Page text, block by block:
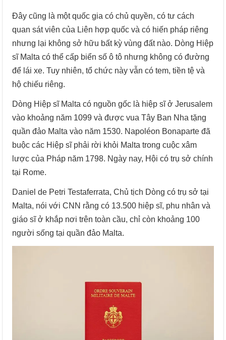
Đây cũng là một quốc gia có chủ quyền, có tư cách
quan sát viên của Liên hợp quốc và có hiến pháp riêng
nhưng lại không sở hữu bất kỳ vùng đất nào. Dòng Hiệp
sĩ Malta có thể cấp biển số ô tô nhưng không có đường
để lái xe. Tuy nhiên, tổ chức này vẫn có tem, tiền tệ và
hộ chiếu riêng.
Dòng Hiệp sĩ Malta có nguồn gốc là hiệp sĩ ở Jerusalem
vào khoảng năm 1099 và được vua Tây Ban Nha tặng
quần đảo Malta vào năm 1530. Napoléon Bonaparte đã
buộc các Hiệp sĩ phải rời khỏi Malta trong cuộc xâm
lược của Pháp năm 1798. Ngày nay, Hội có trụ sở chính
tại Rome.
Daniel de Petri Testaferrata, Chủ tịch Dòng có trụ sở tại
Malta, nói với CNN rằng có 13.500 hiệp sĩ, phu nhân và
giáo sĩ ở khắp nơi trên toàn cầu, chỉ còn khoảng 100
người sống tại quần đảo Malta.